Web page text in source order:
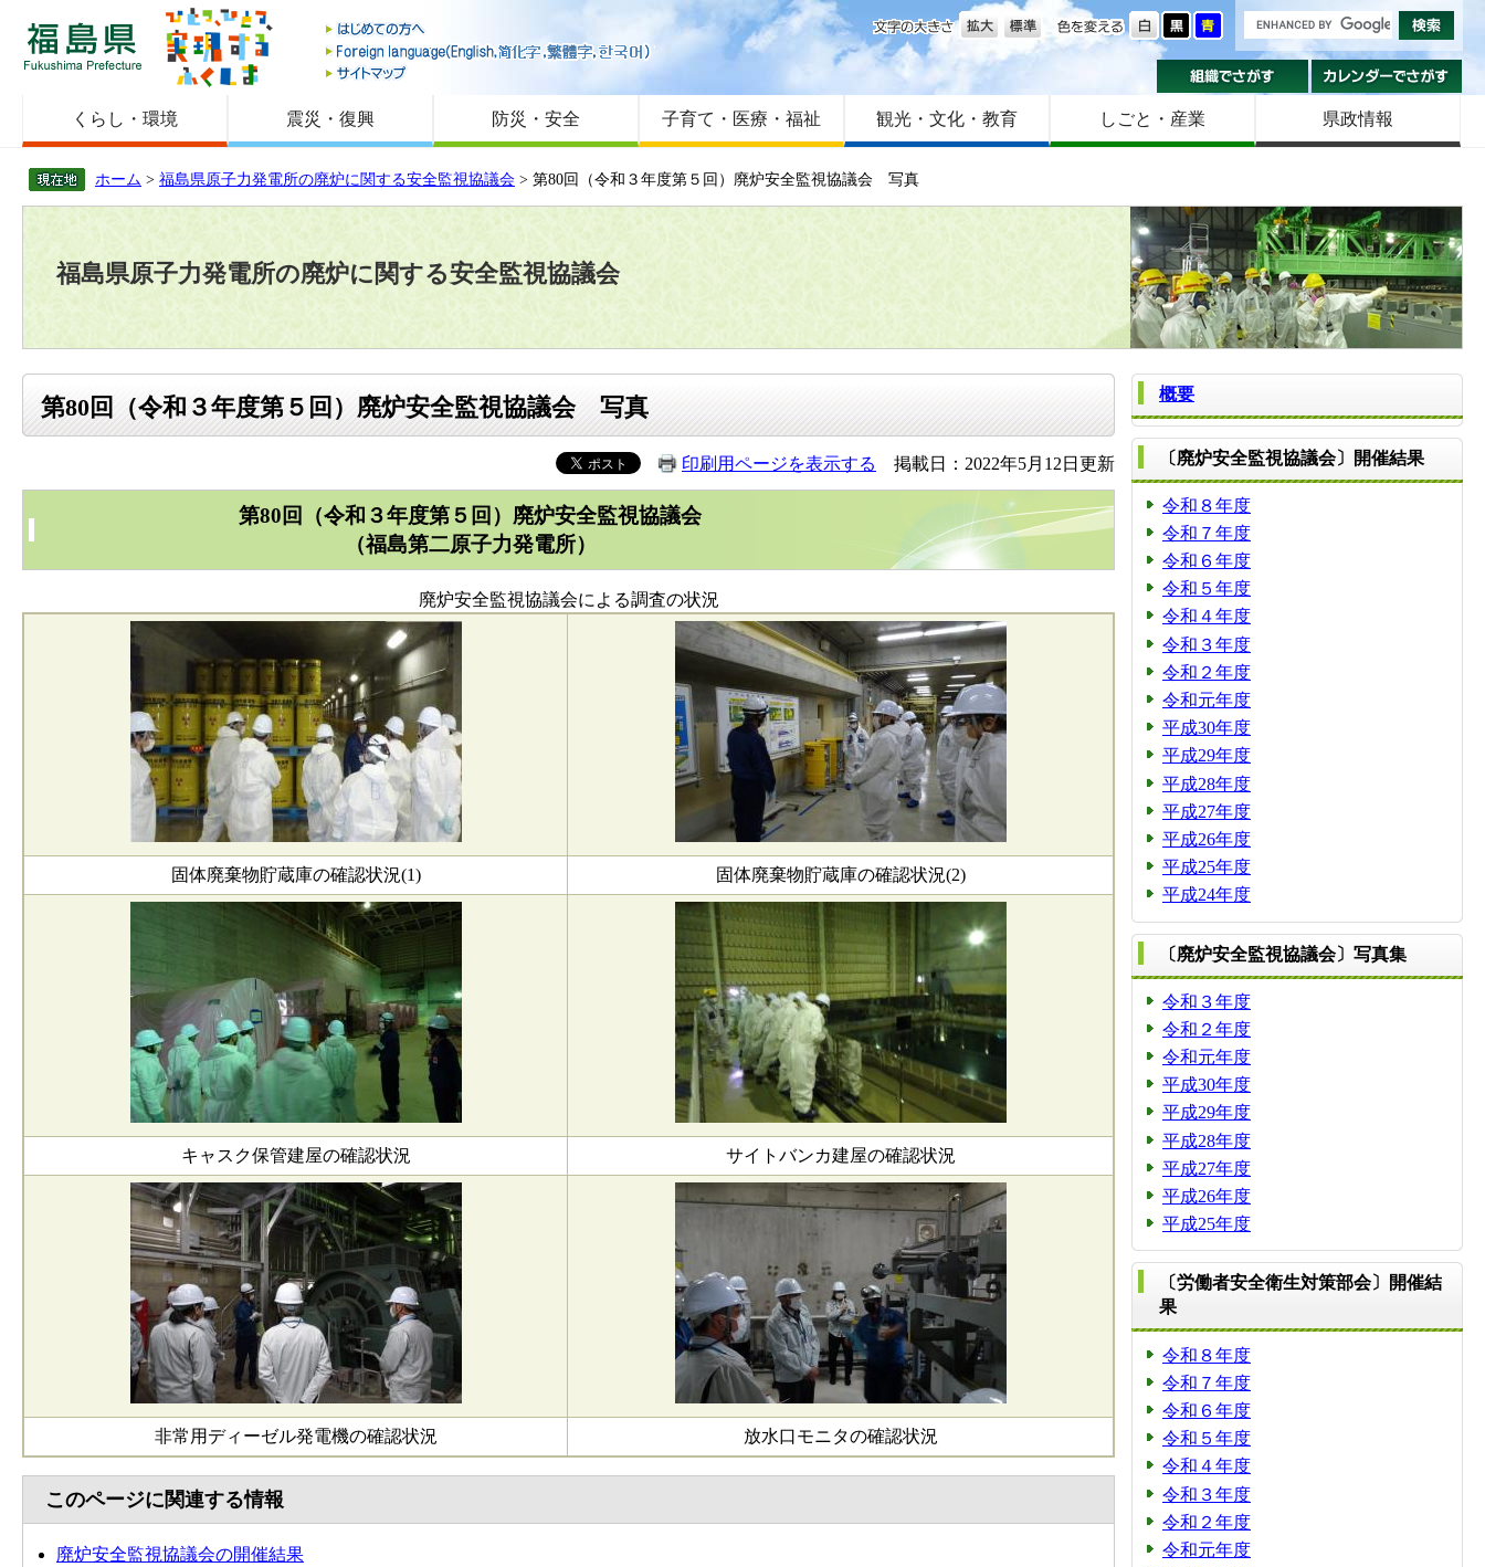
福島県
はじめての方へ
Foreign language
サイトマップ
色を変える
文字の大きさ
組織でさがす
くらし・環境 震災・復興 防災・安全 子育て・医療・福祉 観光・文化・教育 しごと・産業 県政情報
ホーム > 福島県原子力発電所の廃炉に関する安全監視協議会 > 第80回（令和３年度第５回）廃炉安全監視協議会 写真
福島県原子力発電所の廃炉に関する安全監視協議会
第80回（令和３年度第５回）廃炉安全監視協議会 写真
印刷用ページを表示する 掲載日：2022年5月12日更新
第80回（令和３年度第５回）廃炉安全監視協議会
（福島第二原子力発電所）
廃炉安全監視協議会による調査の状況
固体廃棄物貯蔵庫の確認状況(1) 固体廃棄物貯蔵庫の確認状況(2)
キャスク保管建屋の確認状況 サイトバンカ建屋の確認状況
非常用ディーゼル発電機の確認状況 放水口モニタの確認状況
このページに関連する情報
廃炉安全監視協議会の開催結果
概要
〔廃炉安全監視協議会〕開催結果
令和８年度
令和７年度
令和６年度
令和５年度
令和４年度
令和３年度
令和２年度
令和元年度
平成30年度
平成29年度
平成28年度
平成27年度
平成26年度
平成25年度
平成24年度
〔廃炉安全監視協議会〕写真集
令和３年度
令和２年度
令和元年度
平成30年度
平成29年度
平成28年度
平成27年度
平成26年度
平成25年度
〔労働者安全衛生対策部会〕開催結
果
令和８年度
令和７年度
令和６年度
令和５年度
令和４年度
令和３年度
令和２年度
令和元年度